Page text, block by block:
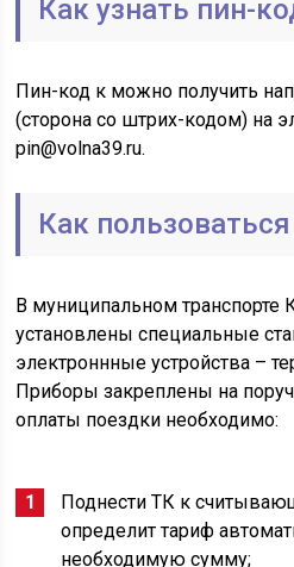
Как узнать пин-
Пин-код к можно получить
(сторона со штрих-кодом) на
pin@volna39.ru.
Как
В муниципальном транспорте
установлены специальные
электроннные устройства –
Приборы закреплены на
оплаты поездки необходимо:
Поднести ТК к
определит тариф
необходимую сумму;